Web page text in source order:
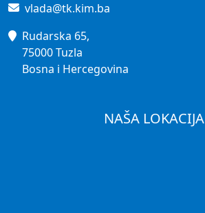
vlada@tk.kim.ba
Rudarska 65,
75000 Tuzla
Bosna i Hercegovina
NAŠA LOKACIJA